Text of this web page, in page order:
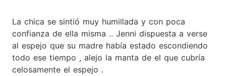
La chica se sintió muy humillada y con poca
confianza de ella misma .. Jenni dispuesta a verse
al espejo que su madre había estado escondiendo
todo ese tiempo , alejo la manta de el que cubría
celosamente el espejo .